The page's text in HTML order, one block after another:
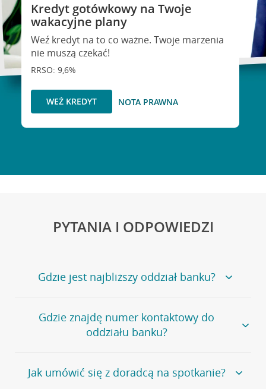
Kredyt gotówkowy na Twoje
wakacyjne plany
Weź kredyt na to co ważne. Twoje marzenia
nie muszą czekać!
RRSO: 9,6%
WEŹ KREDYT NOTA PRAWNA
PYTANIA I ODPOWIEDZI
Gdzie jest najbliższy oddział banku?
Jeśli szukasz oddziału naszego banku, zapraszamy na
stronęPlacówki i bankomaty, na której znajduje się
wygodna wyszukiwarka.
oddziałów
Gdzie znajdę numer kontaktowy do
oddziału banku?
Bank Credit Agricole nie udostępnia ogólnego numeru
telefonu do placówki bankowej.
Jak umówić się z doradcą na spotkanie?